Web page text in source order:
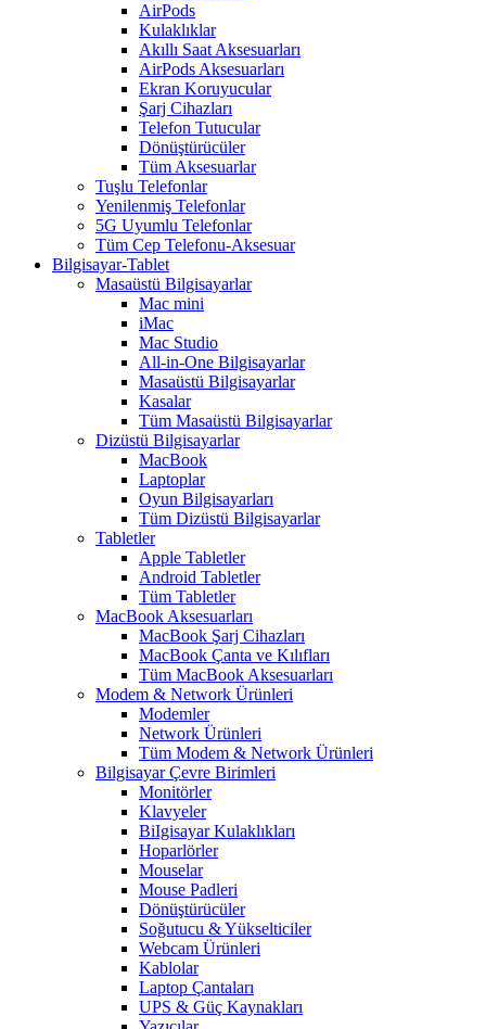
AirPods
Kulaklıklar
Akıllı Saat Aksesuarları
AirPods Aksesuarları
Ekran Koruyucular
Şarj Cihazları
Telefon Tutucular
Dönüştürücüler
Tüm Aksesuarlar
Tuşlu Telefonlar
Yenilenmiş Telefonlar
5G Uyumlu Telefonlar
Tüm Cep Telefonu-Aksesuar
Bilgisayar-Tablet
Masaüstü Bilgisayarlar
Mac mini
iMac
Mac Studio
All-in-One Bilgisayarlar
Masaüstü Bilgisayarlar
Kasalar
Tüm Masaüstü Bilgisayarlar
Dizüstü Bilgisayarlar
MacBook
Laptoplar
Oyun Bilgisayarları
Tüm Dizüstü Bilgisayarlar
Tabletler
Apple Tabletler
Android Tabletler
Tüm Tabletler
MacBook Aksesuarları
MacBook Şarj Cihazları
MacBook Çanta ve Kılıfları
Tüm MacBook Aksesuarları
Modem & Network Ürünleri
Modemler
Network Ürünleri
Tüm Modem & Network Ürünleri
Bilgisayar Çevre Birimleri
Monitörler
Klavyeler
BiIgisayar Kulaklıkları
Hoparlörler
Mouselar
Mouse Padleri
Dönüştürücüler
Soğutucu & Yükselticiler
Webcam Ürünleri
Kablolar
Laptop Çantaları
UPS & Güç Kaynakları